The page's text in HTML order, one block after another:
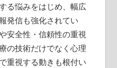
る悩みをはじめ、幅広
発信も強化されてい
安全性・信頼性の重視
の技術だけでなく心理
重視する動きも根付い